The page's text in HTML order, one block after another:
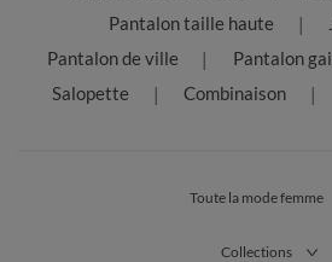
Pantalon taille haute
Pantalon de ville
Pantalon
Salopette
Combinaison
Toute la mode femme
Collections